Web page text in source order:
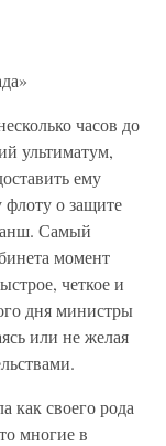
часов до
ультиматум,
ему
флоту о защите
Самый
момент
четкое и
дня министры
или не желая
своего рода
многие в